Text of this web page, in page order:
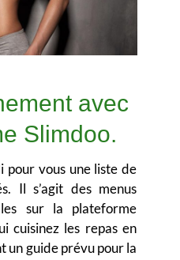
avec
Slimdoo.
pour vous une liste de
Il s’agit des menus
sur la plateforme
cuisinez les repas en
un guide prévu pour la